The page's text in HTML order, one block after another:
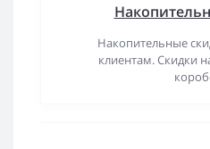
Накопительные
клиентам. Скидки